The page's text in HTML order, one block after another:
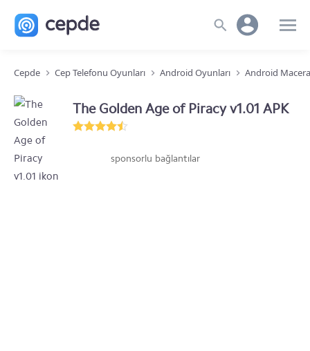
Cepde Cep Telefonu Oyunları Android Oyunları Android
The Golden Age of Piracy v1.01 APK
sponsorlu bağlantılar